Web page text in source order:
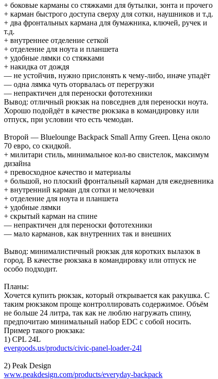
+ боковые карманы со стяжками для бутылки, зонта и прочего
+ карман быстрого доступа сверху для сотки, наушников и т.д.
+ два фронтальных кармана для бумажника, ключей, ручек и
т.д.
+ внутреннее отделение сеткой
+ отделение для ноута и планшета
+ удобные лямки со стяжками
+ накидка от дождя
— не устойчив, нужно прислонять к чему-либо, иначе упадёт
— одна лямка чуть оторвалась от перегрузки
— непрактичен для переноски фототехники
Вывод: отличный рюкзак на повседнев для переноски ноута.
Хорошо подойдёт в качестве рюкзака в командировку или
отпуск, при условии что есть чемодан.
Второй — Bluelounge Backpack Small Army Green. Цена около
70 евро, со скидкой.
+ милитари стиль, минимальное кол-во свистелок, максимум
дизайна
+ превосходное качество и материалы
+ большой, но плоский фронтальный карман для ежедневника
+ внутренний карман для сотки и мелочевки
+ отделение для ноута и планшета
+ удобные лямки
+ скрытый карман на спине
— непрактичен для переноски фототехники
— мало карманов, как внутренних так и внешних
Вывод: минималистичный рюкзак для коротких вылазок в
город. В качестве рюкзака в командировку или отпуск не
особо подходит.
Планы:
Хочется купить рюкзак, который открывается как ракушка. С
таким рюкзаком проще контроллировать содержимое. Объём
не больше 24 литра, так как не люблю нагружать спину,
предпочитаю минимальный набор EDC с собой носить.
Пример такого рюкзака:
1) CPL 24L
evergoods.us/products/civic-panel-loader-24l
2) Peak Design
www.peakdesign.com/products/everyday-backpack